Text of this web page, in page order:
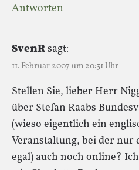
Antworten
SvenRsagt:
11. Februar 2007 um 20:31 Uhr
Stellen Sie, lieber Herr
über Stefan Raabs
(wieso eigentlich ein
Veranstaltung, bei der nur
egal) auch noch online?